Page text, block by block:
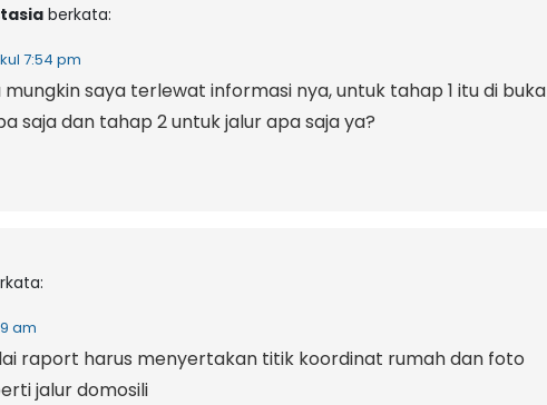
berkata:
7:54 pm
saya terlewat informasi nya, untuk tahap 1 itu di buka
saja dan tahap 2 untuk jalur apa saja ya?
am
raport harus menyertakan titik koordinat rumah dan foto
jalur domosili